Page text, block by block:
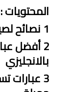
المحتويات:
1نصائح
2أفضل
بالانجليزي
3عبارات